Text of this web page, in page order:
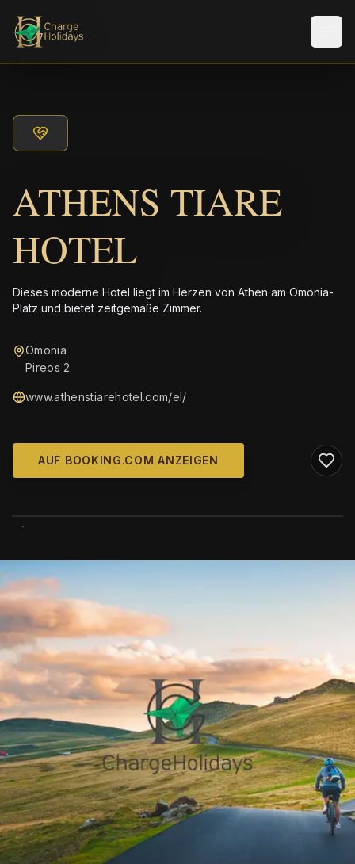
ATHENS TIARE
HOTEL
Dieses moderne Hotel liegt im Herzen von Athen am Omonia-
Platz und bietet zeitgemäße Zimmer.
Omonia
Pireos 2
www.athenstiarehotel.com/el/
AUF BOOKING.COM ANZEIGEN